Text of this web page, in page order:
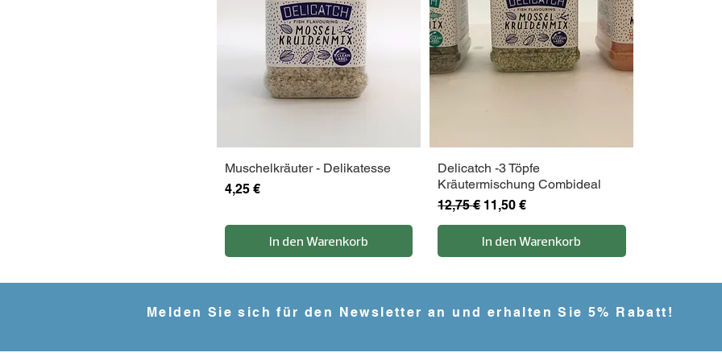
Muschelkräuter - Delikatesse
Preis
4,25 €
In den Warenkorb
Delicatch -3 Töpfe
Kräutermischung Combideal
Standardpreis
12,75 € Sale-Preis
11,50 €
In den Warenkorb
Melden Sie sich für den Newsletter an und erhalten Sie 5% Rabatt!